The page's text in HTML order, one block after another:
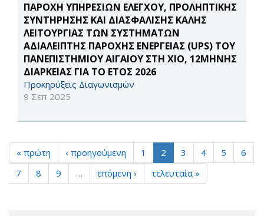
ΠΑΡΟΧΗ ΥΠΗΡΕΣΙΩΝ ΕΛΕΓΧΟΥ, ΠΡΟΛΗΠΤΙΚΗΣ
ΣΥΝΤΗΡΗΣΗΣ ΚΑΙ ΔΙΑΣΦΑΛΙΣΗΣ ΚΑΛΗΣ
ΛΕΙΤΟΥΡΓΙΑΣ ΤΩΝ ΣΥΣΤΗΜΑΤΩΝ
ΑΔΙΑΛΕΙΠΤΗΣ ΠΑΡΟΧΗΣ ΕΝΕΡΓΕΙΑΣ (UPS) ΤΟΥ
ΠΑΝΕΠΙΣΤΗΜΙΟΥ ΑΙΓΑΙΟΥ ΣΤΗ ΧΙΟ, 12ΜΗΝΗΣ
ΔΙΑΡΚΕΙΑΣ ΓΙΑ ΤΟ ΕΤΟΣ 2026
Προκηρύξεις Διαγωνισμών
9 Σεπ 2025
« πρώτη ‹ προηγούμενη 1 2 3 4 5
6
7
8 9 … επόμενη › τελευταία »